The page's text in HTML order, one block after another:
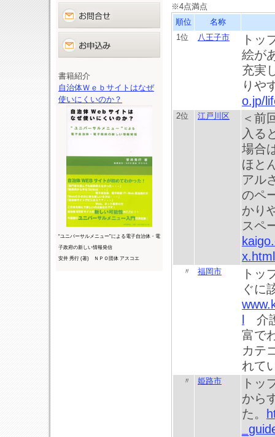
書籍紹介
自治体Ｗｅｂサイトはなぜ
使いにくいのか？
“ユニバーサルメニュー”による電子自治体・電
子政府の新しい情報発信
安井 秀行 (著) ＮＰＯ団体 アスコエ
※4点満点
順位
名称
1位
八王子市
トッ
絵が
充実
りや
o.jp/
2位 江戸川区
＜前
入る
場合
ほと
アル
のペ
かり
スペ
x.html
〃 福岡市
トッ
ぐに
介
富で
カテ
れて
〃 姫路市
トッ
から
た。